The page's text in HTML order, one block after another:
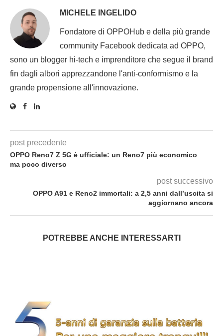
MICHELE INGELIDO
Fondatore di OPPOHub e della più grande
community Facebook dedicata ad OPPO,
sono un blogger hi-tech e imprenditore che segue il brand
fin dagli albori apprezzandone l'anti-conformismo e la
grande propensione all'innovazione.
post precedente
OPPO Reno7 Z 5G è ufficiale: un Reno7 più economico
ma poco diverso
post successivo
OPPO A91 e Reno2 immortali: a 2,5 anni dall’uscita si
aggiornano ancora
POTREBBE ANCHE INTERESSARTI